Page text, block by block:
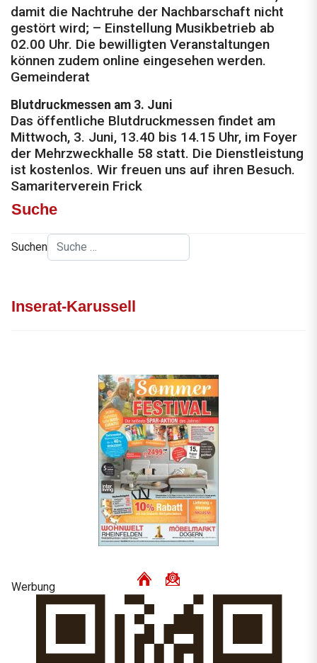
damit die Nachtruhe der Nachbarschaft nicht
gestört wird; – Einstellung Musikbetrieb ab
02.00 Uhr. Die bewilligten Veranstaltungen
können zudem online eingesehen werden.
Gemeinderat
Blutdruckmessen am 3. Juni
Das öffentliche Blutdruckmessen findet am
Mittwoch, 3. Juni, 13.40 bis 14.15 Uhr, im Foyer
der Mehrzweckhalle 58 statt. Die Dienstleistung
ist kostenlos. Wir freuen uns auf ihren Besuch.
Samariterverein Frick
Suche
Suchen
Inserat-Karussell
Werbung